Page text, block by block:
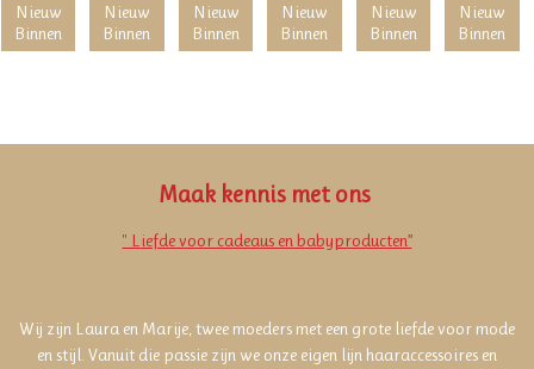
Nieuw
Binnen
Nieuw
Binnen
Nieuw
Binnen
Nieuw
Binnen
Nieuw
Binnen
Nieuw
Binnen
Maak kennis met ons
'' Liefde voor cadeaus en babyproducten”
Wij zijn Laura en Marije, twee moeders met een grote liefde voor mode
en stijl. Vanuit die passie zijn we onze eigen lijn haaraccessoires en